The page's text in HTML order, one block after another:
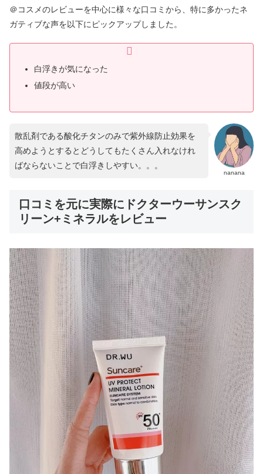
＠コスメのレビューを中心に様々な口コミから、特に多かったネ
ガティブな声を以下にピックアップしました。
白浮きが気になった
値段が高い
nanana
散乱剤である酸化チタンのみで紫外線防止効果を
高めようとするとどうしてもたくさん入れなけれ
ばならないことで白浮きしやすい。。。
口コミを元に実際にドクターウーサンスク
リーン+ミネラルをレビュー